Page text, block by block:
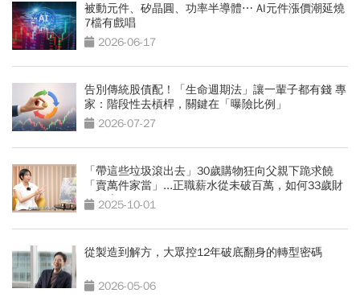
被動元件、矽晶圓、功率半導體⋯ AI元件漲價潮延燒
7檔有戲唱
2026-06-17
告別傳統股債配！「生命週期法」讓一輩子都有錢 專
家：階段性去槓桿，關鍵在「曝險比例」
2026-07-27
「帶這些垃圾滾出去」30歲購物狂向父親下跪求饒
「賣萬件家當」...正職薪水從未破百萬，如何33歲財
務自由？
2025-10-01
從製造到解方，大眾控12年破底翻身的轉型密碼
2026-05-06